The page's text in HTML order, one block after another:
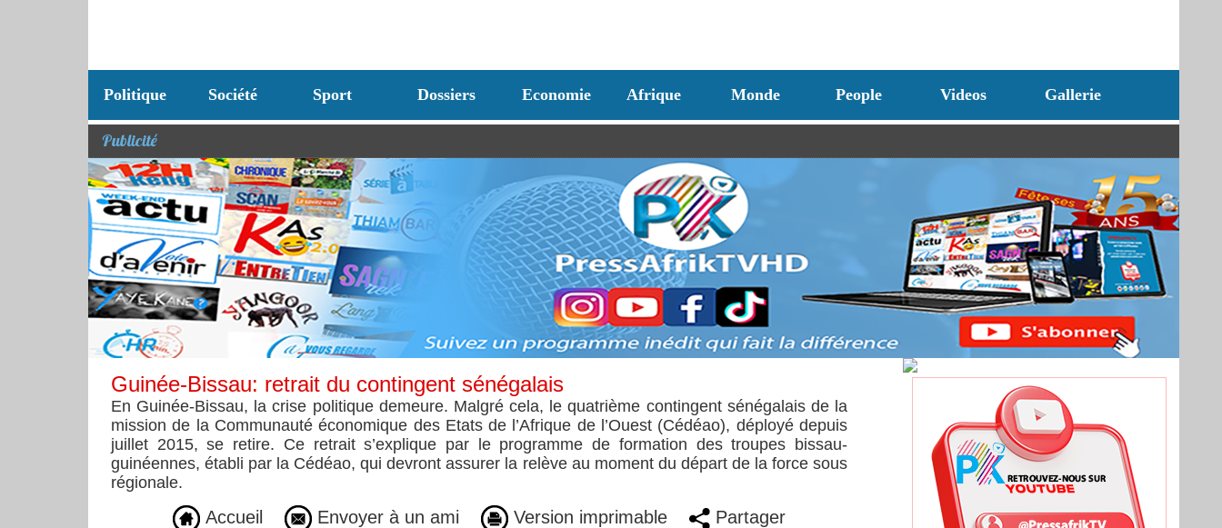
Politique Société Sport Dossiers Economie Afrique Monde People Videos Gallerie
Publicité
Guinée-Bissau: retrait du contingent sénégalais
En Guinée-Bissau, la crise politique demeure. Malgré cela, le quatrième contingent sénégalais de la
mission de la Communauté économique des Etats de l’Afrique de l’Ouest (Cédéao), déployé depuis
juillet 2015, se retire. Ce retrait s’explique par le programme de formation des troupes bissau-
guinéennes, établi par la Cédéao, qui devront assurer la relève au moment du départ de la force sous
régionale.
Accueil Envoyer à un ami Version imprimable Partager